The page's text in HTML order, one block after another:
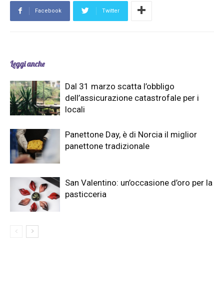
Facebook Twitter
Leggi anche
Dal 31 marzo scatta l’obbligo
dell’assicurazione catastrofale per i
locali
Panettone Day, è di Norcia il miglior
panettone tradizionale
San Valentino: un’occasione d’oro per la
pasticceria